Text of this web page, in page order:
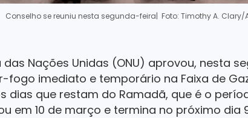
Conselho se reuniu nesta segunda-feira| Foto: Timothy A. Clary/
das Nações Unidas (ONU) aprovou, nesta
fogo imediato e temporário na Faixa de
dias que restam do Ramadã, que é o
em 10 de março e termina no próximo dia